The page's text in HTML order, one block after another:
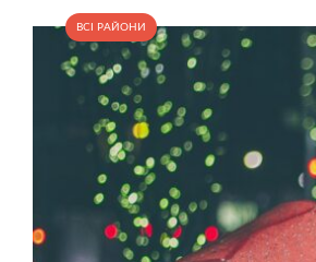
ВСІ РАЙОНИ